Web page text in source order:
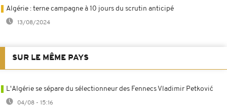
Algérie : terne campagne à 10 jours du scrutin anticipé
13/08/2024
SUR LE MÊME PAYS
L'Algérie se sépare du sélectionneur des Fennecs Vladimir Petković
04/08 - 15:16